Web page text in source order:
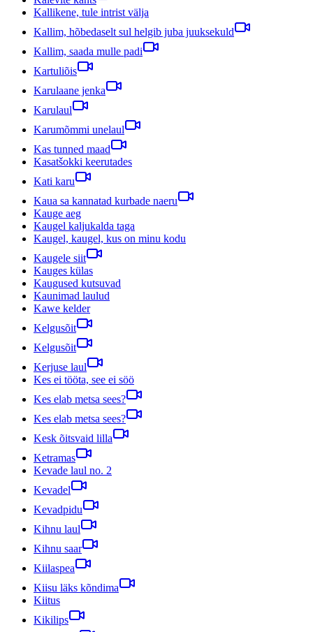
Kallikene, tule intrist välja
Kallim, hõbedaselt sul helgib juba juuksekuld
Kallim, saada mulle padi
Kartuliõis
Karulaane jenka
Karulaul
Karumõmmi unelaul
Kas tunned maad
Kasatšokki keerutades
Kati karu
Kaua sa kannatad kurbade naeru
Kauge aeg
Kaugel kaljukalda taga
Kaugel, kaugel, kus on minu kodu
Kaugele siit
Kauges külas
Kaugused kutsuvad
Kaunimad laulud
Kawe kelder
Kelgusõit
Kelgusõit
Kerjuse laul
Kes ei tööta, see ei söö
Kes elab metsa sees?
Kes elab metsa sees?
Kesk õitsvaid lilla
Ketramas
Kevade laul no. 2
Kevadel
Kevadpidu
Kihnu laul
Kihnu saar
Kiilaspea
Kiisu läks kõndima
Kiitus
Kikilips